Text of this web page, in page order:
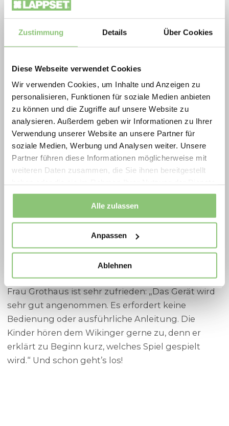
Zustimmung Details Über Cookies
Diese Webseite verwendet Cookies
Wir verwenden Cookies, um Inhalte und Anzeigen zu
personalisieren, Funktionen für soziale Medien anbieten
zu können und die Zugriffe auf unsere Website zu
analysieren. Außerdem geben wir Informationen zu Ihrer
Verwendung unserer Website an unsere Partner für
soziale Medien, Werbung und Analysen weiter. Unsere
Partner führen diese Informationen möglicherweise mit
weiteren Daten zusammen, die Sie ihnen bereitgestellt
gesammelt haben.
Alle zulassen
Anpassen
Ablehnen
spannende Abenteuer unter dem
Njordland.
Der Wikinger im Njordland: Ein
interaktives Spielgerät mit großer
Beliebtheit
Dank der Online-Verwaltung über dasLappset
Dashboardkönnen wir feststellen, dass der
Wikinger und seinLappset Sonahervorragend
angenommen werden: Die meisten Sona-Geräte
weltweit haben durchschnittlich 3,5 Spielstunden
Nutzungszeit bis zu 8 Stunden täglich, was
bedeutet, dass der Wikinger nun längere
Frau Grothaus ist sehr zufrieden: „Das Gerät wird
sehr gut angenommen. Es erfordert keine
Bedienung oder ausführliche Anleitung. Die
Kinder hören dem Wikinger gerne zu, denn er
erklärt zu Beginn kurz, welches Spiel gespielt
wird.“ Und schon geht’s los!
Zukunftsfähige Spielräume zu besonders
attraktiven Konditionen: Die Lappset
Spielplatzoffensive vereint Qualität,
ausgewählten Aktionsprodukten.
2026 profitieren Gemeinden, Schulen, Planer
und Betreiber von extra scharf kalkulierten
Preisen auf langlebige, geprüfte
Spielplatzlösungen ideal für Neubau,
Erneuerung und Ersatzinvestitionen.
Jetzt Aktionsprodukte sichern und Vorteile
nutzen
Movement for every heartbeat.
Spielplatzoffensive 2026